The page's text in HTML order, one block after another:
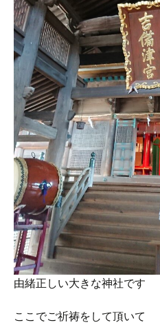
由緒正しい大きな神社です
ここでご祈祷をして頂いて